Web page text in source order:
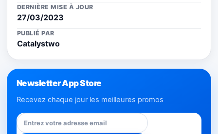
DERNIÈRE MISE À JOUR
27/03/2023
PUBLIÉ PAR
Catalystwo
Newsletter App Store
Recevez chaque jour les meilleures promos